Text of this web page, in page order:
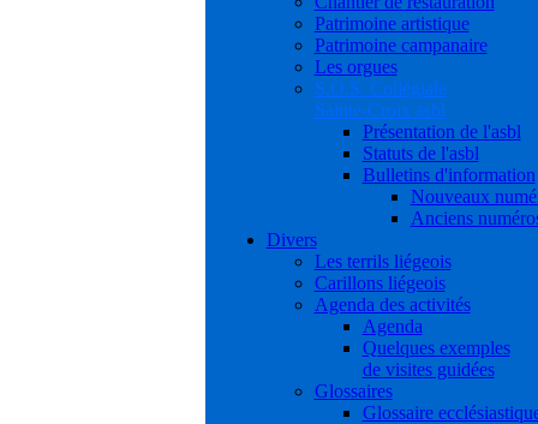
Patrimoine artistique
Patrimoine campanaire
Les orgues
S.O.S. Collégiale
Sainte-Croix asbl
Présentation de l'asbl
Statuts de l'asbl
Bulletins d'information
Nouveaux
Anciens
Divers
Les terrils liégeois
Carillons liégeois
Agenda des activités
Agenda
Quelques exemples
de visites guidées
Glossaires
Glossaire